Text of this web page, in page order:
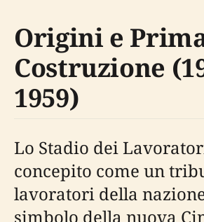
Origini e
Costruzione
1959)
Lo Stadio dei
concepito come un
lavoratori della
simbolo della nuova